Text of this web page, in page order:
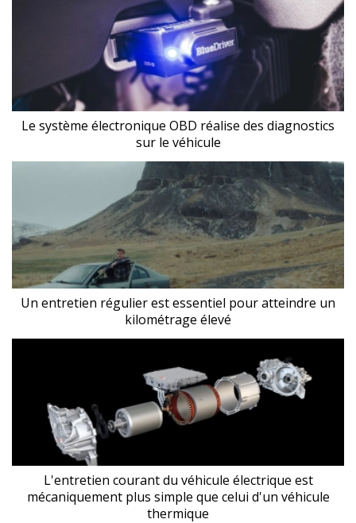
Le système électronique OBD réalise des diagnostics
sur le véhicule
Un entretien régulier est essentiel pour atteindre un
kilométrage élevé
L'entretien courant du véhicule électrique est
mécaniquement plus simple que celui d'un véhicule
thermique